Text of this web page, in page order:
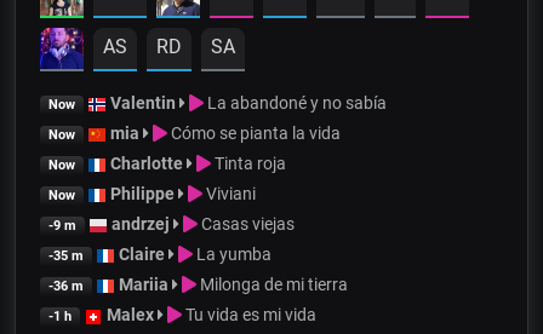
AS RD SA
Now Valentin La abandoné y no sabía
Now mia Cómo se pianta la vida
Now Charlotte Tinta roja
Now Philippe Viviani
-9 m andrzej Casas viejas
-35 m Claire La yumba
-36 m Mariia Milonga de mi tierra
-1 h Malex Tu vida es mi vida